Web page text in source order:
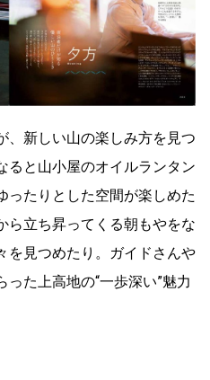
新しい山の楽しみ方を見つ
ると山小屋のオイルランタン
ったりとした空間が楽しめた
ら立ち昇ってくる朝もやをな
を見つめたり。ガイドさんや
た上高地の“一歩深い”魅力